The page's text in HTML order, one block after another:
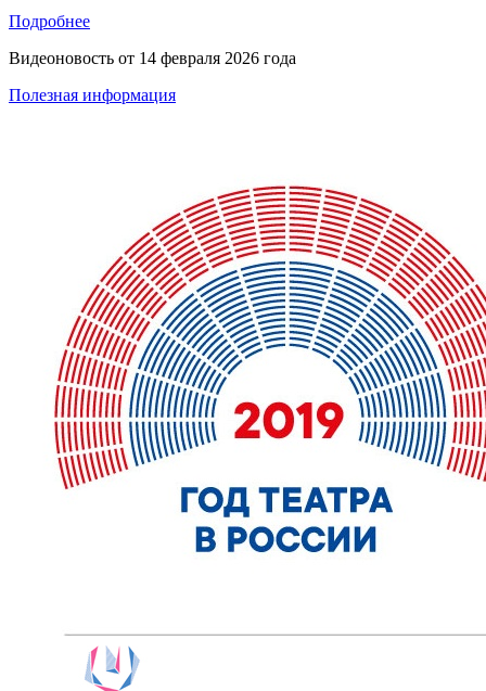
Подробнее
Видеоновость от 14 февраля 2026 года
Полезная информация